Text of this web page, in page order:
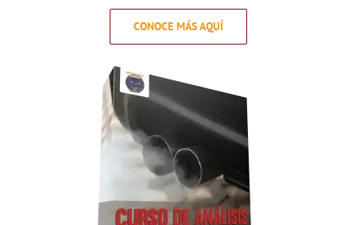
CONOCE MÁS AQUÍ